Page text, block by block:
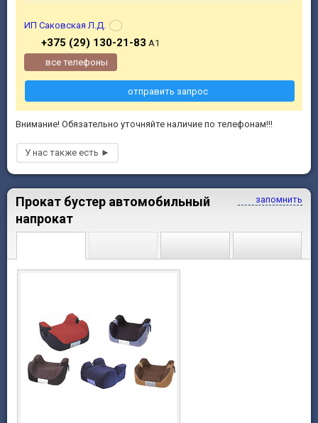
Внимание! Обязательно уточняйте наличие по телефонам!!!
ИП Саковская Л.Д.
+375 (29) 130-21-83 А1
все телефоны
отправить запрос
запомнить
Прокат бустер автомобильный
напрокат